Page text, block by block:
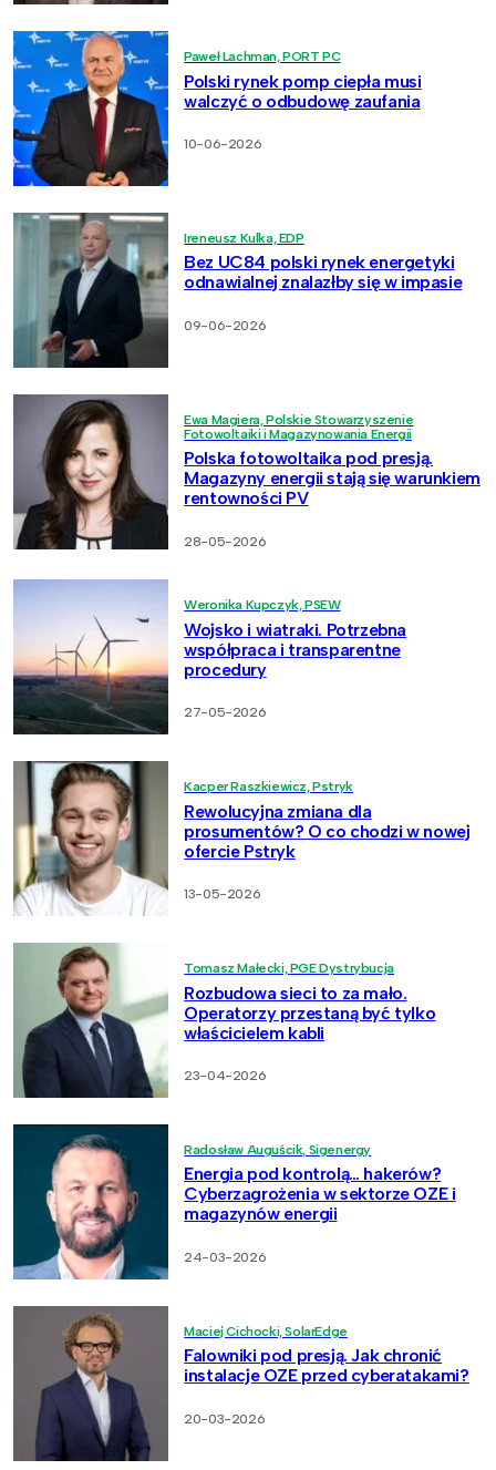
Paweł Lachman, PORT PC
Polski rynek pomp ciepła musi
walczyć o odbudowę zaufania
10-06-2026
Ireneusz Kulka, EDP
Bez UC84 polski rynek energetyki
odnawialnej znalazłby się w impasie
09-06-2026
Ewa Magiera, Polskie Stowarzyszenie
Fotowoltaiki i Magazynowania Energii
Polska fotowoltaika pod presją.
Magazyny energii stają się warunkiem
rentowności PV
28-05-2026
Weronika Kupczyk, PSEW
Wojsko i wiatraki. Potrzebna
współpraca i transparentne
procedury
27-05-2026
Kacper Raszkiewicz, Pstryk
Rewolucyjna zmiana dla
prosumentów? O co chodzi w nowej
ofercie Pstryk
13-05-2026
Tomasz Małecki, PGE Dystrybucja
Rozbudowa sieci to za mało.
Operatorzy przestaną być tylko
właścicielem kabli
23-04-2026
Radosław Auguścik, Sigenergy
Energia pod kontrolą… hakerów?
Cyberzagrożenia w sektorze OZE i
magazynów energii
24-03-2026
Maciej Cichocki, SolarEdge
Falowniki pod presją. Jak chronić
instalacje OZE przed cyberatakami?
20-03-2026